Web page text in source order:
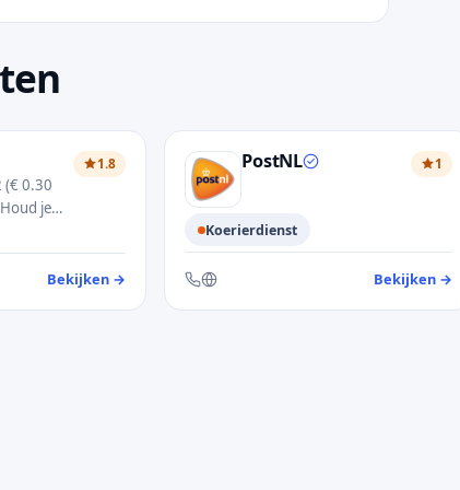
0.30
je
bij de
1.8
contactformulier en website
Bekijken → — klantendienst dpd
PostNL 1
Koerierdienst
Bereikbaar via telefoon en website
Bekijken →